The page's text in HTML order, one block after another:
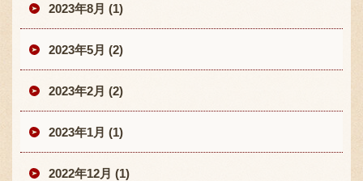
2023年8月 (1)
2023年5月 (2)
2023年2月 (2)
2023年1月 (1)
2022年12月 (1)